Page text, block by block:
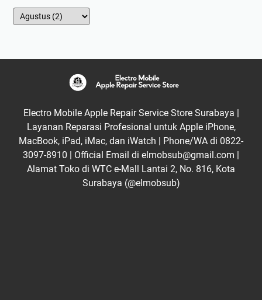
Electro Mobile Apple Repair Service Store Surabaya |
Layanan Reparasi Profesional untuk Apple iPhone,
MacBook, iPad, iMac, dan iWatch | Phone/WA di 0822-
3097-8910 | Official Email di elmobsub@gmail.com |
Alamat Toko di WTC e-Mall Lantai 2, No. 816, Kota
Surabaya (@elmobsub)